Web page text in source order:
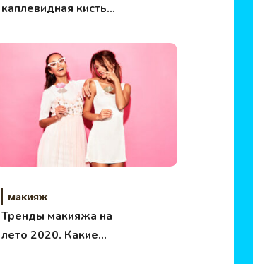
каплевидная кисть
средств.
Разочарование!
макияж
Тренды макияжа на
лето 2020. Какие